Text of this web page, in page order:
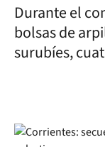
Durante el
bolsas de
surubíes,